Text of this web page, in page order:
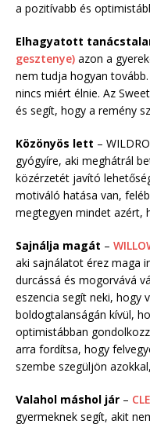
a pozitívabb és
Elhagyatott
gesztenye) azon a
nem tudja hogyan
nincs miért élnie. Az
és segít, hogy a remény
Közönyös lett –
gyógyíre, aki meghátrál
közérzetét javító
motiváló hatása van,
megtegyen mindet azért,
Sajnálja magát –
aki sajnálatot érez maga
durcássá és mogorvává
eszencia segít neki, hogy
boldogtalanságán kívül,
optimistábban
arra fordítsa, hogy
szembe szegüljön
Valahol máshol jár –
gyermeknek segít, akit